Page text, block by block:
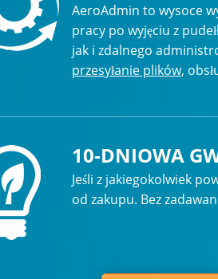
AeroAdmin to wysoce
pracy po wyjęciu z
jak i zdalnego
przesyłanie plików,
10-DNIOWA
Jeśli z jakiegokolwiek
od zakupu. Bez